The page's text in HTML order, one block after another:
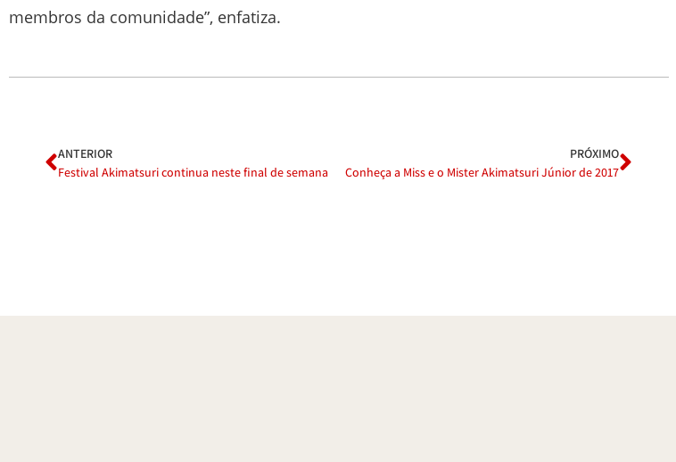
membros da comunidade”, enfatiza.
ANTERIOR
Festival Akimatsuri continua neste final de semana
PRÓXIMO
Conheça a Miss e o Mister Akimatsuri Júnior de 2017